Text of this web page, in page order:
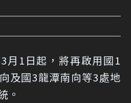
月1日起，將再啟用國1
及國3龍潭南向等3處地
。